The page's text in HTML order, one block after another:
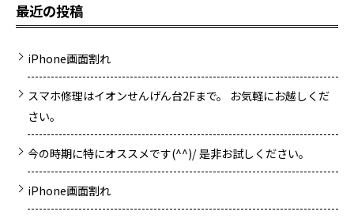
最近の投稿
iPhone画面割れ
スマホ修理はイオンせんげん台2Fまで。 お気軽にお越しくだ
さい。
今の時期に特にオススメです(^^)/ 是非お試しください。
iPhone画面割れ